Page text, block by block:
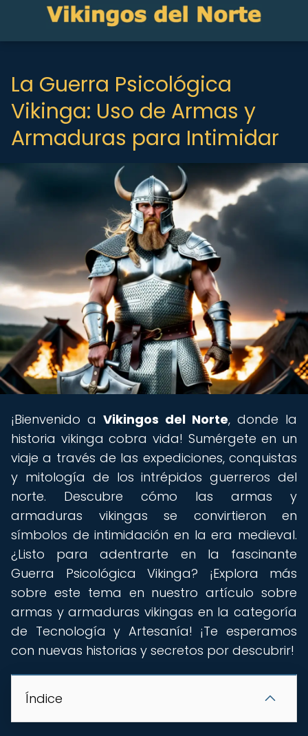
La Guerra Psicológica
Vikinga: Uso de Armas y
Armaduras para Intimidar
¡Bienvenido a Vikingos del Norte, donde la
historia vikinga cobra vida! Sumérgete en un
viaje a través de las expediciones, conquistas
y mitología de los intrépidos guerreros del
norte. Descubre cómo las armas y
armaduras vikingas se convirtieron en
símbolos de intimidación en la era medieval.
¿Listo para adentrarte en la fascinante
Guerra Psicológica Vikinga? ¡Explora más
sobre este tema en nuestro artículo sobre
armas y armaduras vikingas en la categoría
de Tecnología y Artesanía! ¡Te esperamos
con nuevas historias y secretos por descubrir!
Índice